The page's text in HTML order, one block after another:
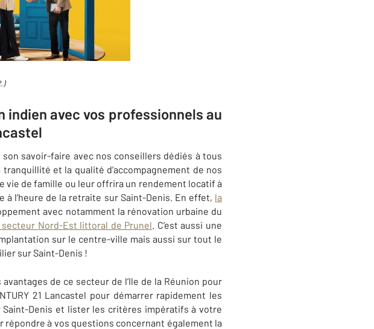
avec vos professionnels au
savoir-faire avec nos conseillers dédiés à tous
et la qualité d’accompagnement de nos
vie de famille ou leur offrira un rendement locatif à
l’heure de la retraite sur Saint-Denis. En effet, la
avec notamment la rénovation urbaine du
secteur Nord-Est littoral de Prunel. C’est aussi une
sur le centre-ville mais aussi sur tout le
surSaint-Denis !
avantages de ce secteur de l’Ile de la Réunion pour
21 Lancastel pour démarrer rapidement les
Saint-Denis et lister les critères impératifs à votre
à vos questions concernant également la